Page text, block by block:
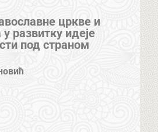
цркве и
развитку идеје
под страном